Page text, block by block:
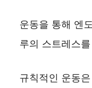
운동을 통해 엔
루의 스트레스
규칙적인 운동